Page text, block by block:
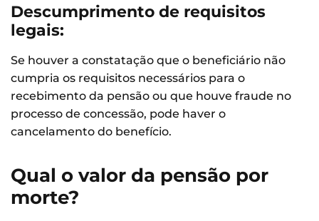
Descumprimento de requisitos
legais:
Se houver a constatação que o beneficiário não
cumpria os requisitos necessários para o
recebimento da pensão ou que houve fraude no
processo de concessão, pode haver o
cancelamento do benefício.
Qual o valor da pensão por
morte?